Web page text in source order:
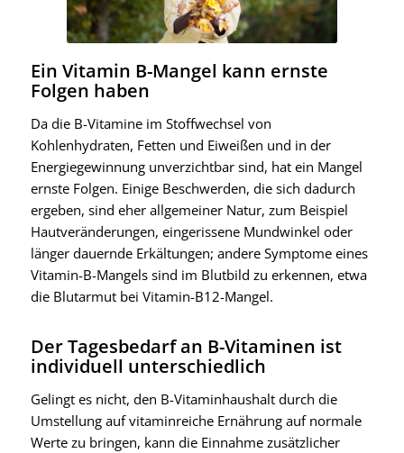
Ein Vitamin B-Mangel kann ernste
Folgen haben
Da die B-Vitamine im Stoffwechsel von
Kohlenhydraten, Fetten und Eiweißen und in der
Energiegewinnung unverzichtbar sind, hat ein Mangel
ernste Folgen. Einige Beschwerden, die sich dadurch
ergeben, sind eher allgemeiner Natur, zum Beispiel
Hautveränderungen, eingerissene Mundwinkel oder
länger dauernde Erkältungen; andere Symptome eines
Vitamin-B-Mangels sind im Blutbild zu erkennen, etwa
die Blutarmut bei Vitamin-B12-Mangel.
Der Tagesbedarf an B-Vitaminen ist
individuell unterschiedlich
Gelingt es nicht, den B-Vitaminhaushalt durch die
Umstellung auf vitaminreiche Ernährung auf normale
Werte zu bringen, kann die Einnahme zusätzlicher